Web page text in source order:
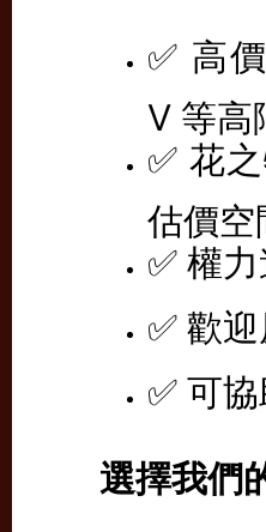
✅ 高
V 等高
✅ 花
估價空
✅ 權
✅ 歡
✅ 可
選擇我們